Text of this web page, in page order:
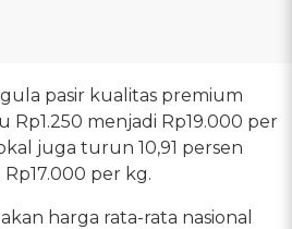
pasir kualitas premium
Rp1.250 menjadi Rp19.000 per
juga turun 10,91 persen
per kg.
harga rata-rata nasional